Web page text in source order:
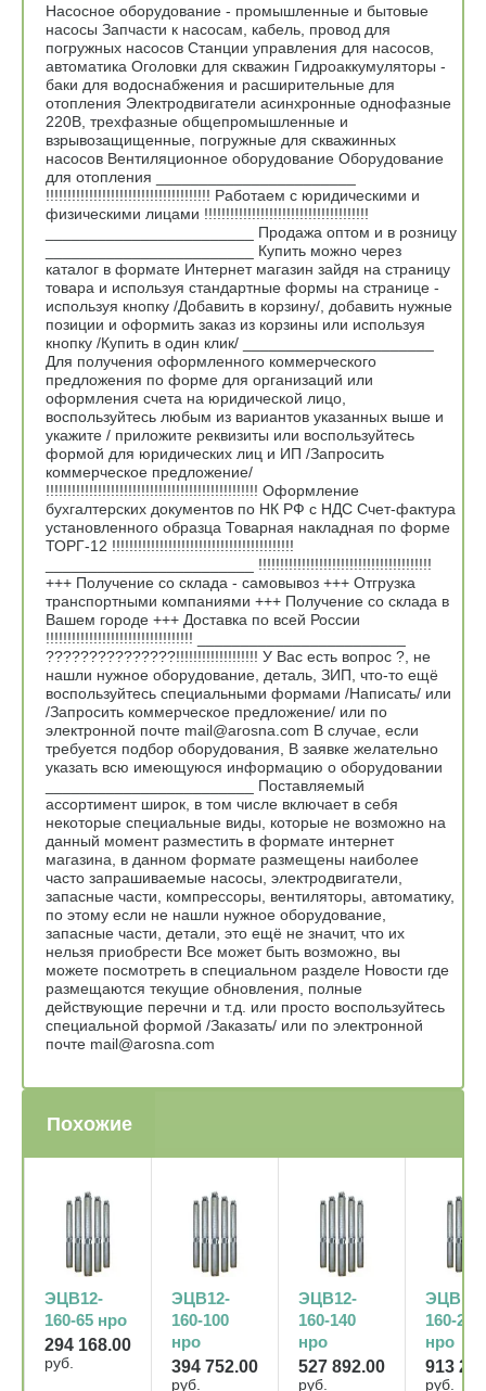
Насосное оборудование - промышленные и бытовые
насосы Запчасти к насосам, кабель, провод для
погружных насосов Станции управления для насосов,
автоматика Оголовки для скважин Гидроаккумуляторы -
баки для водоснабжения и расширительные для
отопления Электродвигатели асинхронные однофазные
220В, трехфазные общепромышленные и
взрывозащищенные, погружные для скважинных
насосов Вентиляционное оборудование Оборудование
для отопления _______________________
!!!!!!!!!!!!!!!!!!!!!!!!!!!!!!!!!!!!!! Работаем с юридическими и
физическими лицами !!!!!!!!!!!!!!!!!!!!!!!!!!!!!!!!!!!!!!
________________________ Продажа оптом и в розницу
________________________ Купить можно через
каталог в формате Интернет магазин зайдя на страницу
товара и используя стандартные формы на странице -
используя кнопку /Добавить в корзину/, добавить нужные
позиции и оформить заказ из корзины или используя
кнопку /Купить в один клик/ ______________________
Для получения оформленного коммерческого
предложения по форме для организаций или
оформления счета на юридической лицо,
воспользуйтесь любым из вариантов указанных выше и
укажите / приложите реквизиты или воспользуйтесь
формой для юридических лиц и ИП /Запросить
коммерческое предложение/
!!!!!!!!!!!!!!!!!!!!!!!!!!!!!!!!!!!!!!!!!!!!!!!!! Оформление
бухгалтерских документов по НК РФ с НДС Счет-фактура
установленного образца Товарная накладная по форме
ТОРГ-12 !!!!!!!!!!!!!!!!!!!!!!!!!!!!!!!!!!!!!!!!!!
________________________ !!!!!!!!!!!!!!!!!!!!!!!!!!!!!!!!!!!!!!!!
+++ Получение со склада - самовывоз +++ Отгрузка
транспортными компаниями +++ Получение со склада в
Вашем городе +++ Доставка по всей России
!!!!!!!!!!!!!!!!!!!!!!!!!!!!!!!!!! ________________________
???????????????!!!!!!!!!!!!!!!!!!! У Вас есть вопрос ?, не
нашли нужное оборудование, деталь, ЗИП, что-то ещё
воспользуйтесь специальными формами /Написать/ или
/Запросить коммерческое предложение/ или по
электронной почте mail@arosna.com В случае, если
требуется подбор оборудования, В заявке желательно
указать всю имеющуюся информацию о оборудовании
________________________ Поставляемый
ассортимент широк, в том числе включает в себя
некоторые специальные виды, которые не возможно на
данный момент разместить в формате интернет
магазина, в данном формате размещены наиболее
часто запрашиваемые насосы, электродвигатели,
запасные части, компрессоры, вентиляторы, автоматику,
по этому если не нашли нужное оборудование,
запасные части, детали, это ещё не значит, что их
нельзя приобрести Все может быть возможно, вы
можете посмотреть в специальном разделе Новости где
размещаются текущие обновления, полные
действующие перечни и т.д. или просто воспользуйтесь
специальной формой /Заказать/ или по электронной
почте mail@arosna.com
Похожие
ЭЦВ12-
160-65 нро
294 168.00
руб.
ЭЦВ12-
160-100
нро
394 752.00
руб.
ЭЦВ12-
160-140
нро
527 892.00
руб.
ЭЦВ12-
160-200
нро
913
руб.